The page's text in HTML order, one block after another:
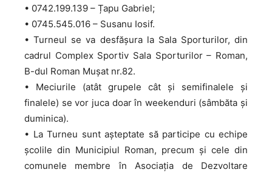
• 0742.199.139 – Țapu Gabriel;
• 0745.545.016 – Susanu Iosif.
• Turneul se va desfășura la Sala Sporturilor, din
cadrul Complex Sportiv Sala Sporturilor – Roman,
B-dul Roman Mușat nr.82.
• Meciurile (atât grupele cât și semifinalele și
finalele) se vor juca doar în weekenduri (sâmbăta și
duminica).
• La Turneu sunt așteptate să participe cu echipe
școlile din Municipiul Roman, precum și cele din
comunele membre în Asociația de Dezvoltare